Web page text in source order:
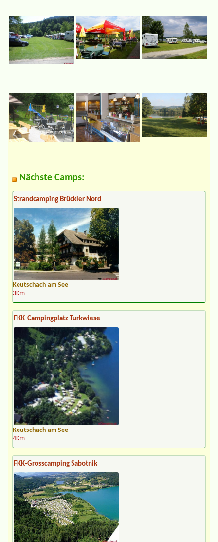
Nächste Camps:
Strandcamping Brückler Nord
Keutschach am See
3Km
FKK-Campingplatz Turkwiese
Keutschach am See
4Km
FKK-Grosscamping Sabotnik